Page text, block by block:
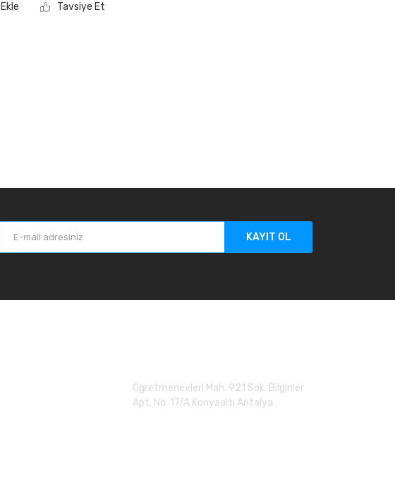
Tavsiye Et
KAYIT OL
Öğretmenevleri Mah. 921 Sok. Bilginler
Apt. No: 17/A Konyaaltı Antalya